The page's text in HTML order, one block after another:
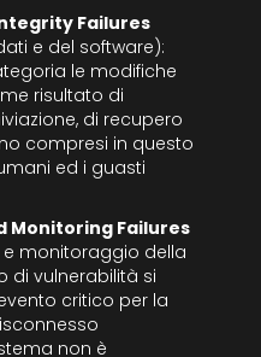
Failures
e del software):
le modifiche
risultato di
di recupero
compresi in questo
ed i guasti
Monitoring Failures
e monitoraggio della
di vulnerabilità si
critico per la
non è